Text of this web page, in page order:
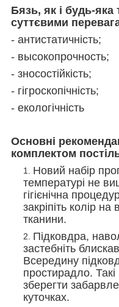
Бязь, як і будь-
суттєвими
- антистатичність;
- высокопрочность;
- зносостійкість;
- гігроскопічність;
- екологічність
Основні
комплектом
Новий набір
температурі не
гігієнічна
закріпіть колір
тканини.
Підковдра,
застебніть
Всередину
простирадло. Такі
зберегти
куточках.